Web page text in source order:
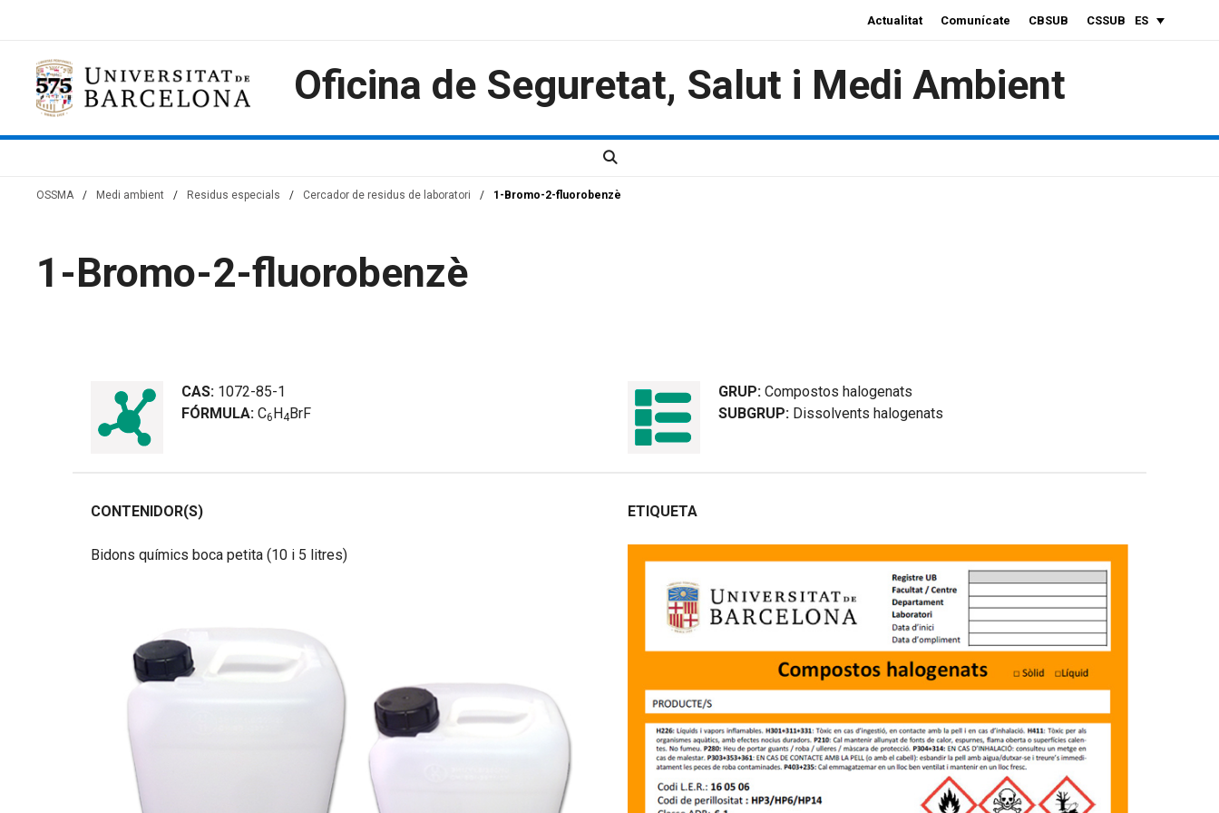
ES
Actualitat Comunícate CBSUB CSSUB
Oficina de Seguretat, Salut i Medi Ambient
OSSMA / Medi ambient / Residus especials / Cercador de residus de laboratori / 1-Bromo-2-fluorobenzè
1-Bromo-2-fluorobenzè
CAS: 1072-85-1
FÓRMULA: C6 H 4 BrF
GRUP: Compostos halogenats
SUBGRUP: Dissolvents halogenats
CONTENIDOR(S)
Bidons químics boca petita (10 i 5 litres)
ETIQUETA